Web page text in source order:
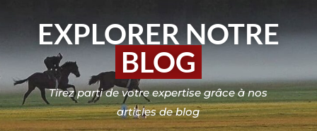
EXPLORER NOTRE
BLOG
Tirez parti de votre expertise grâce à nos
articles de blog